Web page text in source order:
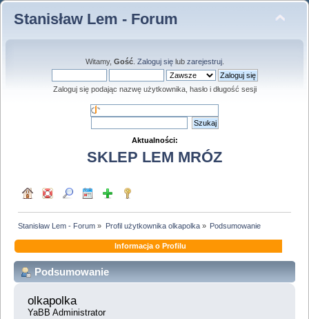
Stanisław Lem - Forum
Witamy, Gość. Zaloguj sięlub zarejestruj.
Zaloguj się podając nazwę użytkownika, hasło i długość sesji
Aktualności:
SKLEP LEM MRÓZ
Stanisław Lem - Forum » Profil użytkownika olkapolka» Podsumowanie
Informacja o Profilu
Podsumowanie
olkapolka
YaBB Administrator